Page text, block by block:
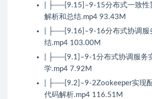
| ├──[9.15]–9-15分布式一致性
解析和总结.mp4 93.43M
| ├──[9.16]–9-16分布式协调服
结.mp4 103.00M
| ├──[9.1]–9-1分布式协调服务
学.mp4 7.92M
| ├──[9.2]–9-2Zookeeper实现
代码解析.mp4 116.51M